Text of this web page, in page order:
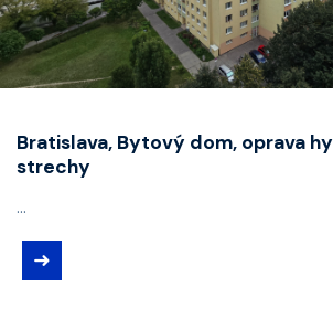
Bratislava, Bytový dom, oprava
strechy
...
➜